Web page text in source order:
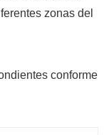
zonas del
conforme